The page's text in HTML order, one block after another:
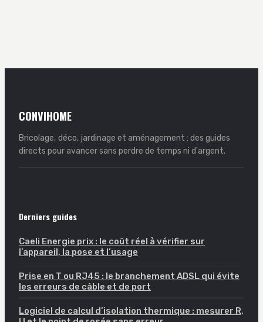
CONVIHOME
Bricolage, déco, jardinage et aménagement : des guides
directs pour avancer sans perdre de temps ni d'argent.
Derniers guides
Caeli Energie prix : le coût réel à vérifier sur
l’appareil, la pose et l’usage
Prise en T ou RJ45 : le branchement ADSL qui évite
les erreurs de câble et de port
Logiciel de calcul d’isolation thermique : mesurer R,